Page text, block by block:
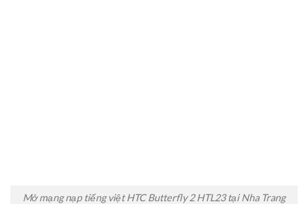
Mở mạng nạp tiếng việt HTC Butterfly 2 HTL23 tại Nha Trang